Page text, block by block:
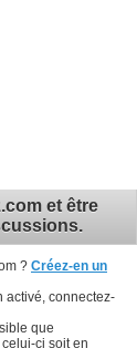
et être
? Créez-en un
activé, connectez-
que
ci soit en